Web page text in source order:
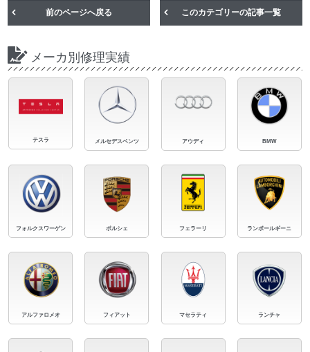
前のページへ戻る このカテゴリーの記事一覧
メーカ別修理実績
テスラ メルセデスベンツ アウディ BMW
フォルクスワーゲン ポルシェ フェラーリ ランボールギーニ
アルファロメオ フィアット マセラティ ランチャ